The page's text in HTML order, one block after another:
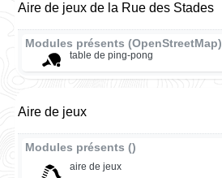
Aire de jeux de la Rue des Stades
Modules présents (OpenStreetMap)
table de ping-pong
Aire de jeux
Modules présents ()
aire de jeux